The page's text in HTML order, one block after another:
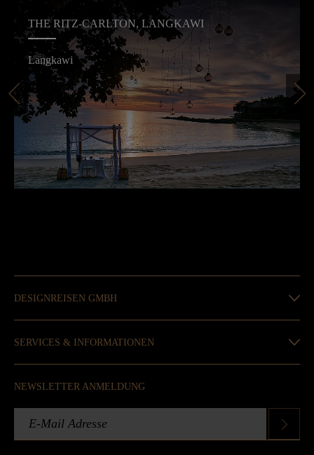
THE RITZ-CARLTON, LANGKAWI
Langkawi
DESIGNREISEN GMBH
SERVICES & INFORMATIONEN
NEWSLETTER ANMELDUNG